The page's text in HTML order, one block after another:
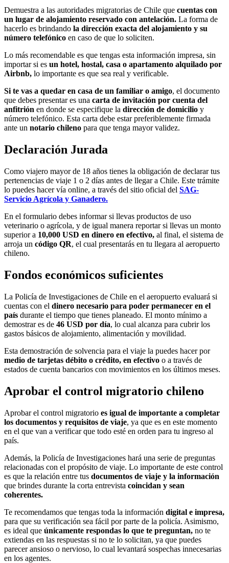
Demuestra a las autoridades migratorias de Chile que cuentas con
un lugar de alojamiento reservado con antelación. La forma de
hacerlo es brindando la dirección exacta del alojamiento y su
número telefónico en caso de que lo soliciten.
Lo más recomendable es que tengas esta información impresa, sin
importar si es un hotel, hostal, casa o apartamento alquilado por
Airbnb, lo importante es que sea real y verificable.
Si te vas a quedar en casa de un familiar o amigo, el documento
que debes presentar es una carta de invitación por cuenta del
anfitrión en donde se especifique la dirección de domicilio y
número telefónico. Esta carta debe estar preferiblemente firmada
ante un notario chileno para que tenga mayor validez.
Declaración Jurada
Como viajero mayor de 18 años tienes la obligación de declarar tus
pertenencias de viaje 1 o 2 días antes de llegar a Chile. Este trámite
lo puedes hacer vía online, a través del sitio oficial del SAG-
Servicio Agrícola y Ganadero.
En el formulario debes informar si llevas productos de uso
veterinario o agrícola, y de igual manera reportar si llevas un monto
superior a 10,000 USD en dinero en efectivo, al final, el sistema de
arroja un código QR, el cual presentarás en tu llegara al aeropuerto
chileno.
Fondos económicos suficientes
La Policía de Investigaciones de Chile en el aeropuerto evaluará si
cuentas con el dinero necesario para poder permanecer en el
país durante el tiempo que tienes planeado. El monto mínimo a
demostrar es de 46 USD por día, lo cual alcanza para cubrir los
gastos básicos de alojamiento, alimentación y movilidad.
Esta demostración de solvencia para el viaje la puedes hacer por
medio de tarjetas débito o crédito, en efectivo o a través de
estados de cuenta bancarios con movimientos en los últimos meses.
Aprobar el control migratorio chileno
Aprobar el control migratorio es igual de importante a completar
los documentos y requisitos de viaje, ya que es en este momento
en el que van a verificar que todo esté en orden para tu ingreso al
país.
Además, la Policía de Investigaciones hará una serie de preguntas
relacionadas con el propósito de viaje. Lo importante de este control
es que la relación entre tus documentos de viaje y la información
que brindes durante la corta entrevista coincidan y sean
coherentes.
Te recomendamos que tengas toda la información digital e impresa,
para que su verificación sea fácil por parte de la policía. Asimismo,
es ideal que únicamente respondas lo que te preguntan, no te
extiendas en las respuestas si no te lo solicitan, ya que puedes
parecer ansioso o nervioso, lo cual levantará sospechas innecesarias
en los agentes.